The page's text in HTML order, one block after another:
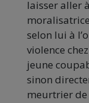
laisser aller
selon lui à
violence
jeune
sinon
meurtrier